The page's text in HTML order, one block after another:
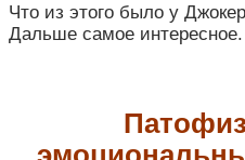
Что из этого было у
Дальше самое интересное.